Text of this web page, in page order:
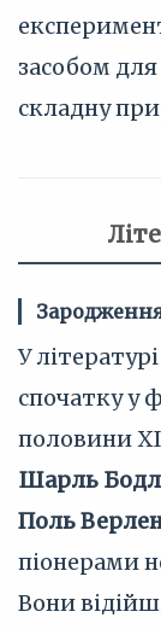
засобом
складну
У
спочатку у
половини
Шарль
Поль
піонерами
Вони